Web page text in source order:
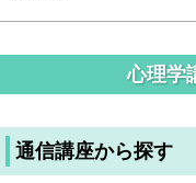
心理学
通信講座から探す